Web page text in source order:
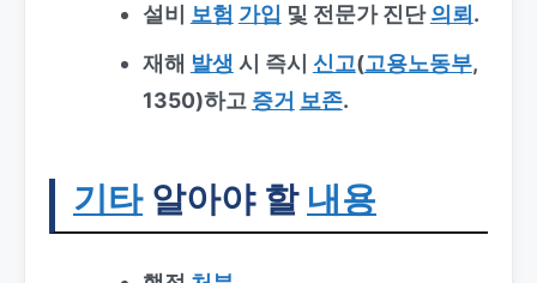
설비 보험 가입 및 전문가 진단의뢰 .
재해 발생 시 즉시 신고(고용노동부,
1350)하고 증거 보존.
기타알아야 할 내용